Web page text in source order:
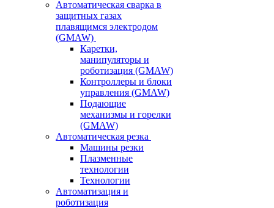
Автоматическая сварка в
защитных газах
плавящимся электродом
(GMAW)
Каретки,
манипуляторы и
роботизация (GMAW)
Контроллеры и блоки
управления (GMAW)
Подающие
механизмы и горелки
(GMAW)
Автоматическая резка
Машины резки
Плазменные
технологии
Технологии
Автоматизация и
роботизация